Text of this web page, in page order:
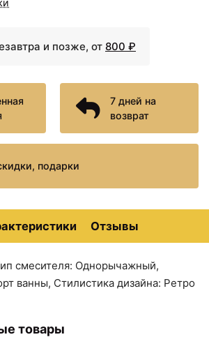
и позже, от 800 ₽
7 дней на
возврат
подарки
Отзывы
смесителя: Однорычажный,
ванны, Стилистика дизайна: Ретро
товары